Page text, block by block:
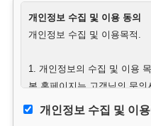
개인정보 수집 및 이용 동의
개인정보 수집 및 이용목적.
1. 개인정보의 수집 및 이용 목
본 홈페이지는 고객님의 문
여 필요한 최소한의 범위 내
개인정보 수집 및 이